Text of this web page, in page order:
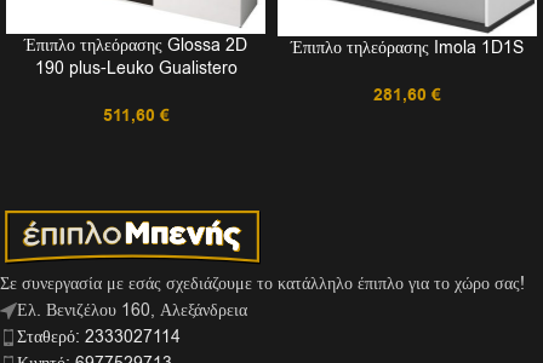
Έπιπλο τηλεόρασης Glossa 2D
190 plus-Leuko Gualistero
511,60 €
Έπιπλο τηλεόρασης Imola 1D1S
281,60 €
Σε συνεργασία με εσάς σχεδιάζουμε το κατάλληλο έπιπλο για το χώρο σας!
Ελ. Βενιζέλου 160, Αλεξάνδρεια
Σταθερό: 2333027114